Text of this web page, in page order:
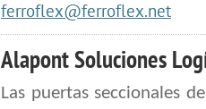
ferroflex@ferroflex.net
Alapont Soluciones
Las puertas seccionales